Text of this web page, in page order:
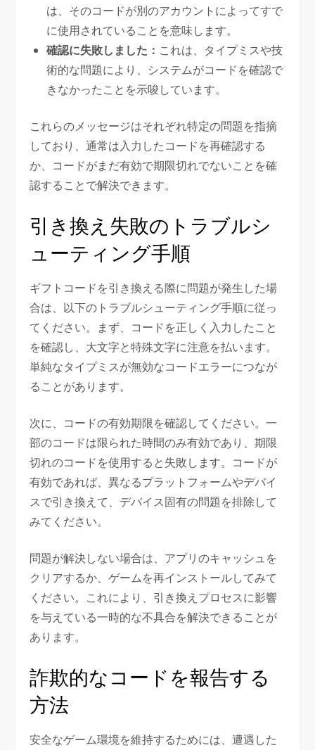
は、そのコードが別のアカウントによってすで
に使用されていることを意味します。
確認に失敗しました： これは、タイプミスや技
術的な問題により、システムがコードを確認で
きなかったことを示唆しています。
これらのメッセージはそれぞれ特定の問題を指摘
しており、通常は入力したコードを再確認する
か、コードがまだ有効で期限切れでないことを確
認することで解決できます。
引き換え失敗のトラブルシ
ューティング手順
ギフトコードを引き換える際に問題が発生した場
合は、以下のトラブルシューティング手順に従っ
てください。まず、コードを正しく入力したこと
を確認し、大文字と特殊文字に注意を払います。
単純なタイプミスが無効なコードエラーにつなが
ることがあります。
次に、コードの有効期限を確認してください。一
部のコードは限られた時間のみ有効であり、期限
切れのコードを使用すると失敗します。コードが
有効であれば、異なるプラットフォームやデバイ
スで引き換えて、デバイス固有の問題を排除して
みてください。
問題が解決しない場合は、アプリのキャッシュを
クリアするか、ゲームを再インストールしてみて
ください。これにより、引き換えプロセスに影響
を与えている一時的な不具合を解決できることが
あります。
詐欺的なコードを報告する
方法
安全なゲーム環境を維持するためには、遭遇した